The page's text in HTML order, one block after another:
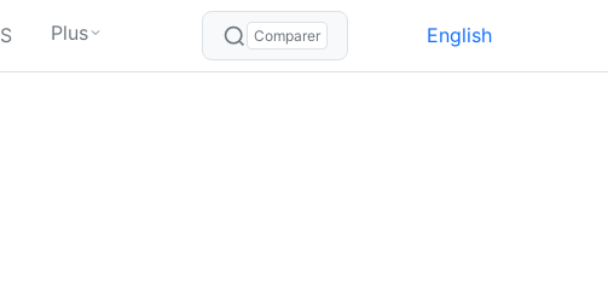
Plus Comparer English